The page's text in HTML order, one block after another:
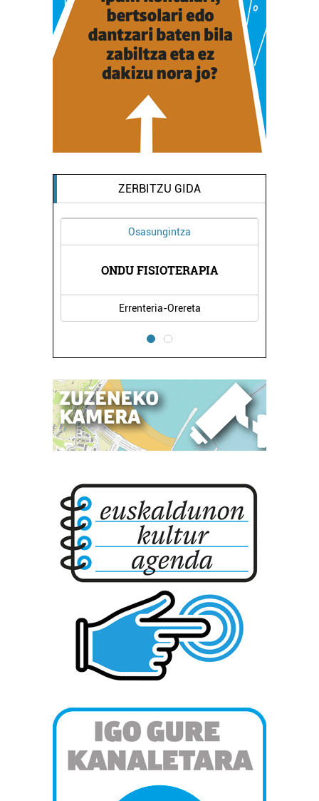
ZERBITZU GIDA
Osasungintza
ONDU FISIOTERAPIA
Errenteria-Orereta